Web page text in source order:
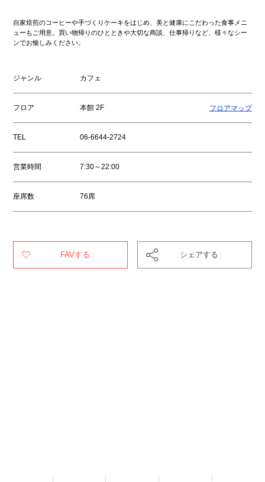
自家焙煎のコーヒーや手づくりケーキをはじめ、美と健康にこだわった食事メニ
ューもご用意。買い物帰りのひとときや大切な商談、仕事帰りなど、様々なシー
ンでお愉しみください。
ジャンル カフェ
フロア 本館 2F フロアマップ
TEL 06-6644-2724
営業時間 7:30～22:00
座席数 76席
FAVする シェアする